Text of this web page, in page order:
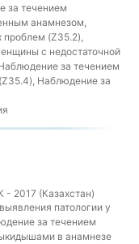
за течением
анамнезом,
(Z35.2),
с недостаточной
за течением
Наблюдение за
- 2017 (Казахстан)
патологии у
за течением
в анамнезе